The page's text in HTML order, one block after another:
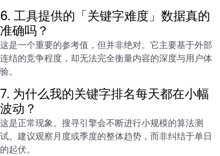
6. 工具提供的「关键字难度」数据真的
准确吗？
这是一个重要的参考值，但并非绝对。它主要基于外部
连结的竞争程度，却无法完全衡量内容的深度与用户体
验。
7. 为什么我的关键字排名每天都在小幅
波动？
这是正常现象。搜寻引擎会不断进行小规模的算法测
试。建议观察月度或季度的整体趋势，而非纠结于单日
的起伏。